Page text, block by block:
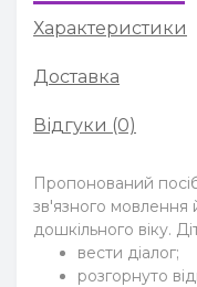
Характеристики
Доставка
Відгуки (0)
Пропонований
зв'язного мовлення
дошкільного віку.
вести діалог;
розгорнуто